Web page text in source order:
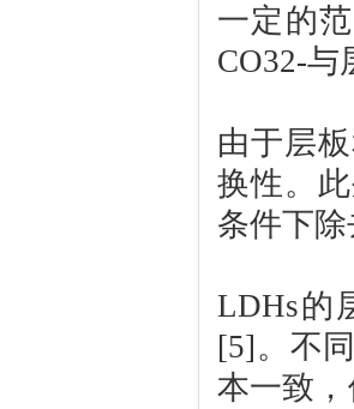
一定的
CO32-
由于层
换性。
条件下
LDHs的
[5]。不
本一致